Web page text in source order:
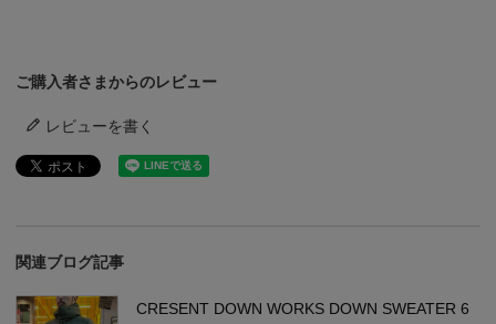
ご購入者さまからのレビュー
レビューを書く
関連ブログ記事
CRESENT DOWN WORKS DOWN SWEATER 6